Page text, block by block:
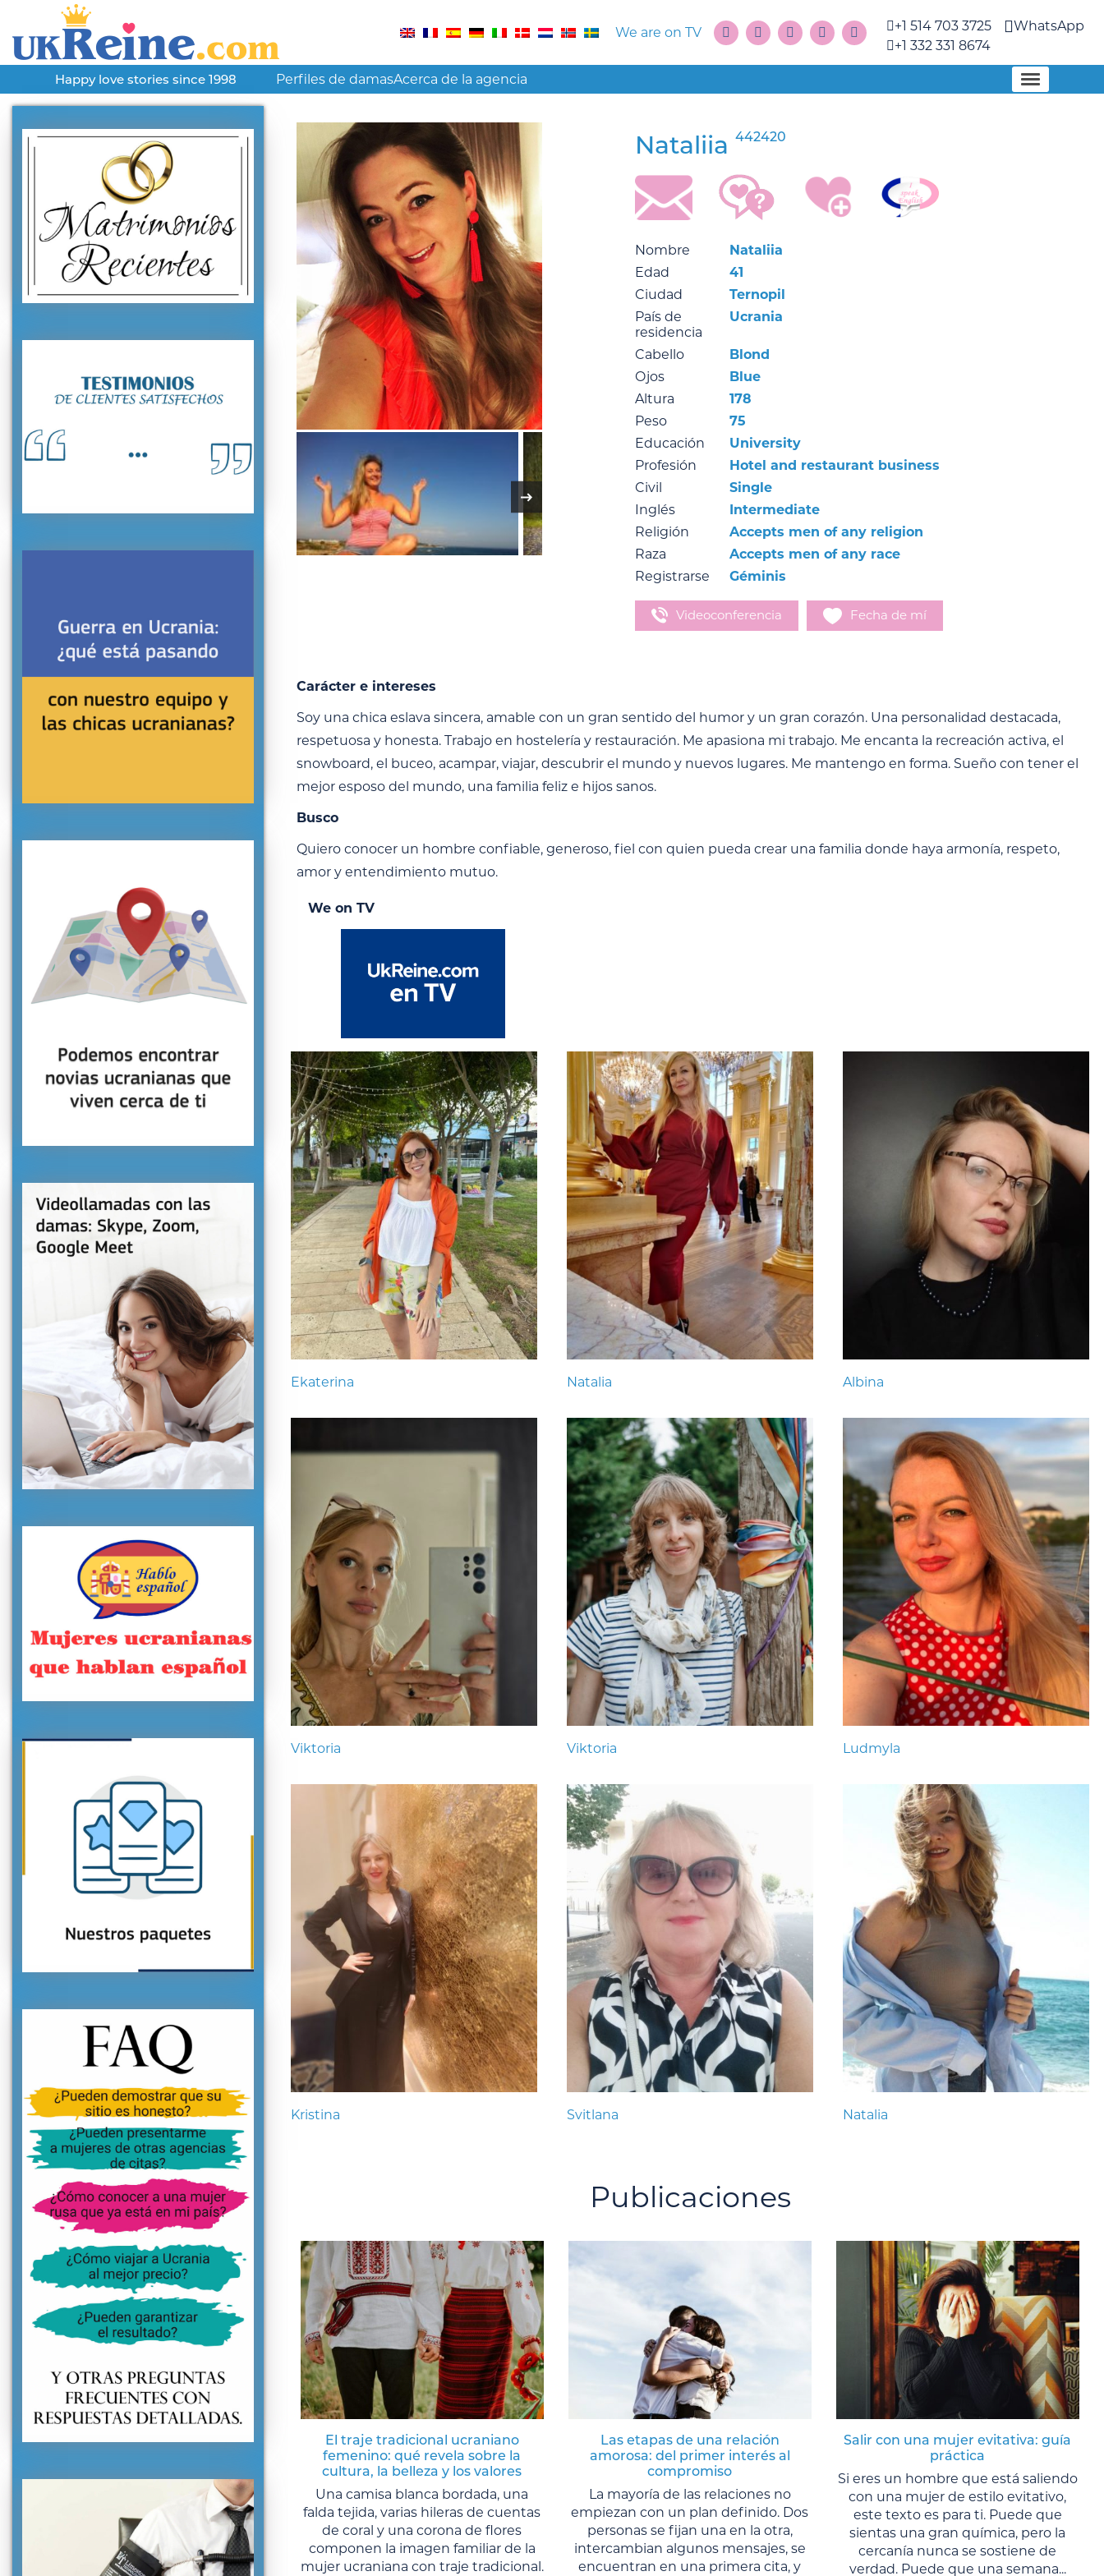
We are on TV
+1 514 703 3725
+1 332 331 8674
WhatsApp
Happy love stories since 1998 Perfiles de damasAcerca de la agencia
Nataliia 442420
Nombre
Nataliia
Edad
41
Ciudad
Ternopil
País de
residencia
Ucrania
Cabello
Blond
Ojos
Blue
Altura
178
Peso
75
Educación
University
Profesión
Hotel and restaurant business
Civil
Single
Inglés
Intermediate
Religión
Accepts men of any religion
Raza
Accepts men of any race
Registrarse
Géminis
Videoconferencia Fecha de mí
Carácter e intereses
Soy una chica eslava sincera, amable con un gran sentido del humor y un gran corazón. Una personalidad destacada,
respetuosa y honesta. Trabajo en hostelería y restauración. Me apasiona mi trabajo. Me encanta la recreación activa, el
snowboard, el buceo, acampar, viajar, descubrir el mundo y nuevos lugares. Me mantengo en forma. Sueño con tener el
mejor esposo del mundo, una familia feliz e hijos sanos.
Busco
Quiero conocer un hombre confiable, generoso, fiel con quien pueda crear una familia donde haya armonía, respeto,
amor y entendimiento mutuo.
We on TV
Ekaterina Natalia Albina
Viktoria Viktoria Ludmyla
Kristina Svitlana Natalia
Publicaciones
El traje tradicional ucraniano
femenino: qué revela sobre la
cultura, la belleza y los valores
Una camisa blanca bordada, una
falda tejida, varias hileras de cuentas
de coral y una corona de flores
componen la imagen familiar de la
mujer ucraniana con traje tradicional.
Las etapas de una relación
amorosa: del primer interés al
compromiso
La mayoría de las relaciones no
empiezan con un plan definido. Dos
personas se fijan una en la otra,
intercambian algunos mensajes, se
encuentran en una primera cita, y
Salir con una mujer evitativa: guía
práctica
Si eres un hombre que está saliendo
con una mujer de estilo evitativo,
este texto es para ti. Puede que
sientas una gran química, pero la
cercanía nunca se sostiene de
verdad. Puede que una semana...